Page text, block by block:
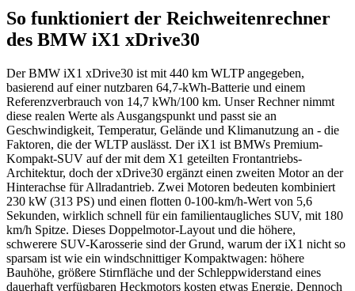
So funktioniert der Reichweitenrechner
des BMW iX1 xDrive30
Der BMW iX1 xDrive30 ist mit 440 km WLTP angegeben,
basierend auf einer nutzbaren 64,7-kWh-Batterie und einem
Referenzverbrauch von 14,7 kWh/100 km. Unser Rechner nimmt
diese realen Werte als Ausgangspunkt und passt sie an
Geschwindigkeit, Temperatur, Gelände und Klimanutzung an - die
Faktoren, die der WLTP auslässt. Der iX1 ist BMWs Premium-
Kompakt-SUV auf der mit dem X1 geteilten Frontantriebs-
Architektur, doch der xDrive30 ergänzt einen zweiten Motor an der
Hinterachse für Allradantrieb. Zwei Motoren bedeuten kombiniert
230 kW (313 PS) und einen flotten 0-100-km/h-Wert von 5,6
Sekunden, wirklich schnell für ein familientaugliches SUV, mit 180
km/h Spitze. Dieses Doppelmotor-Layout und die höhere,
schwerere SUV-Karosserie sind der Grund, warum der iX1 nicht so
sparsam ist wie ein windschnittiger Kompaktwagen: höhere
Bauhöhe, größere Stirnfläche und der Schleppwiderstand eines
dauerhaft verfügbaren Heckmotors kosten etwas Energie. Dennoch